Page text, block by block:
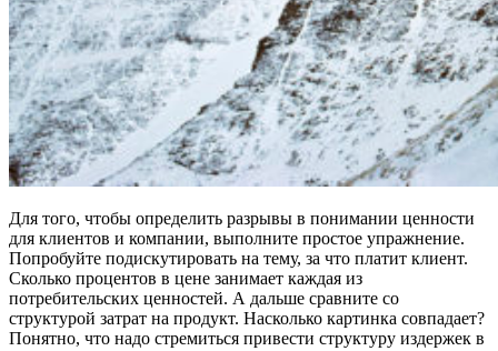
Для того, чтобы определить разрывы в понимании ценности
для клиентов и компании, выполните простое упражнение.
Попробуйте подискутировать на тему, за что платит клиент.
Сколько процентов в цене занимает каждая из
потребительских ценностей. А дальше сравните со
структурой затрат на продукт. Насколько картинка совпадает?
Понятно, что надо стремиться привести структуру издержек в